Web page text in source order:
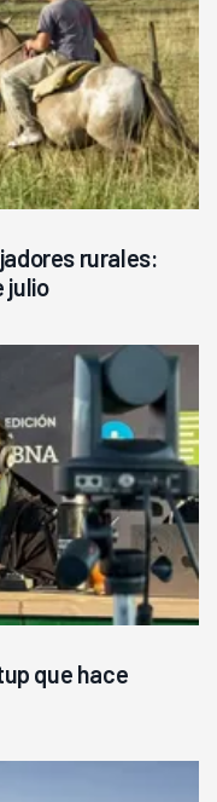
rurales:
julio
que hace